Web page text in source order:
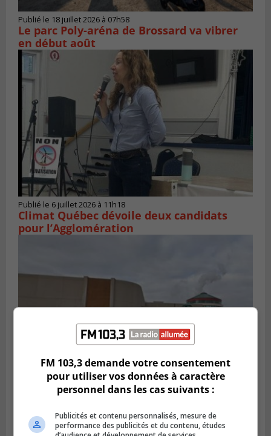
Publié le 18 juillet 2026 à 07h58
Le parc Poly-aréna de Brossard va vibrer
en début août
Publié le 6 juillet 2026 à 11h18
Climat Québec dévoile deux candidats
pour l’Agglomération
Publié le 6 juillet 2026 à 09h33
Longueuil conclue un contrat pour
valoriser des cendres d’incinération
FM 103,3 demande votre consentement
pour utiliser vos données à caractère
personnel dans les cas suivants :
Publicités et contenu personnalisés, mesure de
performance des publicités et du contenu, études